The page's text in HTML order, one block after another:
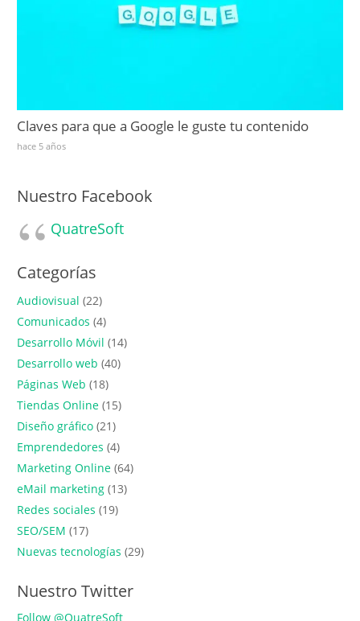
Claves para que a Google le guste tu contenido
hace 5 años
Nuestro Facebook
QuatreSoft
Categorías
Audiovisual (22)
Comunicados (4)
Desarrollo Móvil (14)
Desarrollo web (40)
Páginas Web (18)
Tiendas Online (15)
Diseño gráfico (21)
Emprendedores (4)
Marketing Online (64)
eMail marketing (13)
Redes sociales (19)
SEO/SEM (17)
Nuevas tecnologías (29)
Nuestro Twitter
Follow @QuatreSoft